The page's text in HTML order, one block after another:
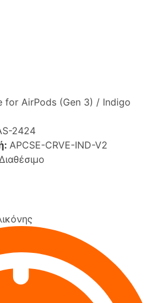
for AirPods (Gen 3) / Indigo
2424
APCSE-CRVE-IND-V2